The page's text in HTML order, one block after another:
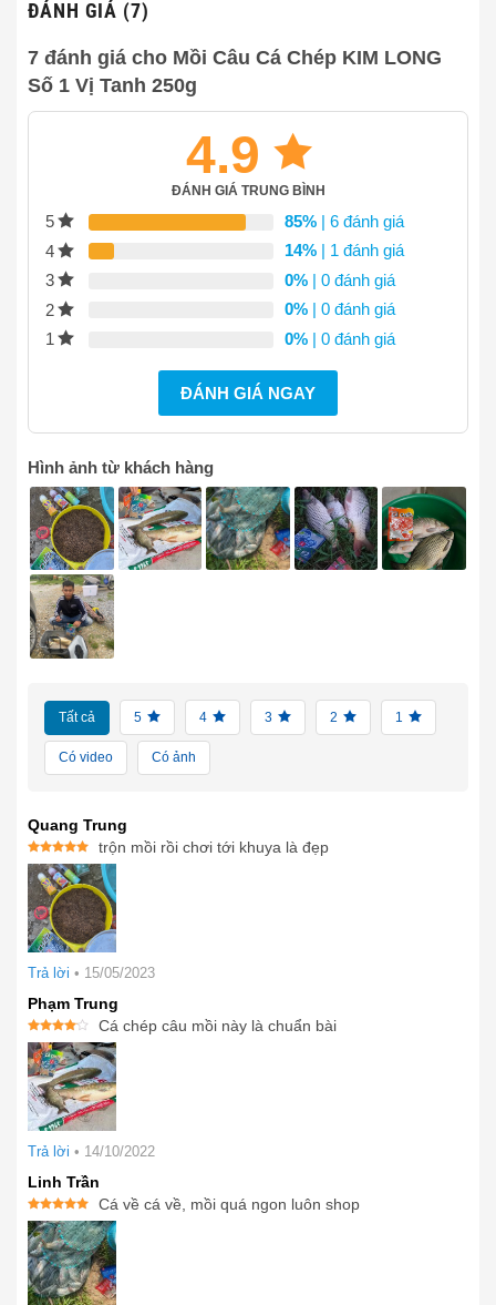
ĐÁNH GIÁ (7)
7 đánh giá cho Mồi Câu Cá Chép KIM LONG
Số 1 Vị Tanh 250g
4.9
ĐÁNH GIÁ TRUNG BÌNH
5 85% | 6 đánh giá
4
14% | 1 đánh giá
3
0% | 0 đánh giá
2
0% | 0 đánh giá
1
0% | 0 đánh giá
ĐÁNH GIÁ NGAY
Hình ảnh từ khách hàng
Tất cả 5 4 3 2 1
Có video Có ảnh
Quang Trung
Được xếp
hạng55
sao
trộn mồi rồi chơi tới khuya là đẹp
Trả lời • 15/05/2023
Phạm Trung
Được
xếp
hạng4
5 sao
Cá chép câu mồi này là chuẩn bài
Trả lời • 14/10/2022
Linh Trần
Được xếp
hạng55
sao
Cá về cá về, mồi quá ngon luôn shop